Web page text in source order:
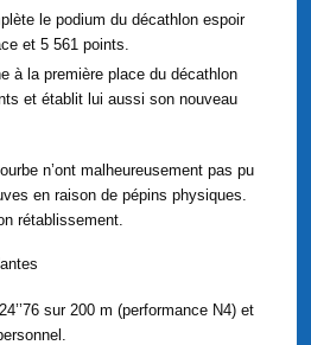
le podium du décathlon espoir
et 5 561 points.
à la première place du décathlon
et établit lui aussi son nouveau
n’ont malheureusement pas pu
en raison de pépins physiques.
rétablissement.
sur 200 m (performance N4) et